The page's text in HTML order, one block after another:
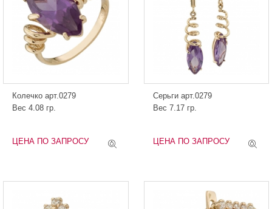
Колечко арт.0279
Вес 4.08 гр.
ЦЕНА ПО ЗАПРОСУ
Серьги арт.0279
Вес 7.17 гр.
ЦЕНА ПО ЗАПРОСУ